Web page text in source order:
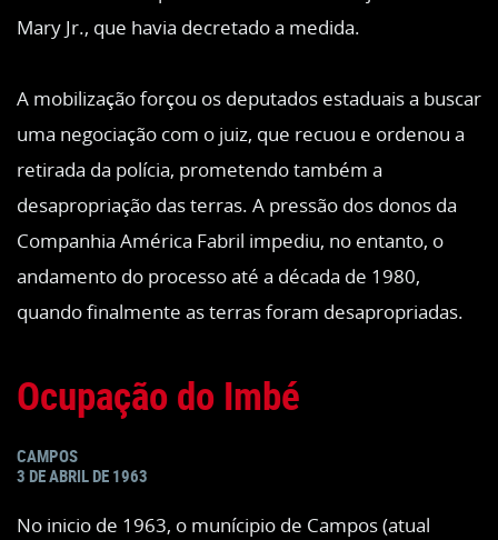
Mary Jr., que havia decretado a medida.
A mobilização forçou os deputados estaduais a buscar
uma negociação com o juiz, que recuou e ordenou a
retirada da polícia, prometendo também a
desapropriação das terras. A pressão dos donos da
Companhia América Fabril impediu, no entanto, o
andamento do processo até a década de 1980,
quando finalmente as terras foram desapropriadas.
Ocupação do Imbé
CAMPOS
3 DE ABRIL DE 1963
No inicio de 1963, o munícipio de Campos (atual